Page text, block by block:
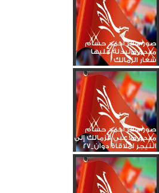
صور سفر أحمد حسام
ميدو والبدلة عليها
شعار الزمالك
صور سفر أحمد حسام
ميدو ولاعبي الزمالك إلى
النيجر لملاقاة دوان_27